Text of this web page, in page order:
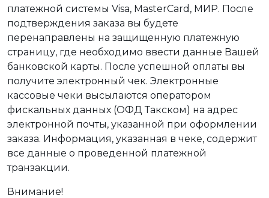
платежной системы Visa, MasterCard, МИР. После
подтверждения заказа вы будете
перенаправлены на защищенную платежную
страницу, где необходимо ввести данные Вашей
банковской карты. После успешной оплаты вы
получите электронный чек. Электронные
кассовые чеки высылаются оператором
фискальных данных (ОФД Такском) на адрес
электронной почты, указанной при оформлении
заказа. Информация, указанная в чеке, содержит
все данные о проведенной платежной
транзакции.
Внимание!